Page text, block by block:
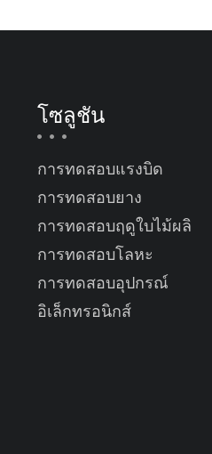
โซลูชัน
การทดสอบแรงบิด
การทดสอบยาง
การทดสอบฤดูใบไม้ผลิ
การทดสอบโลหะ
การทดสอบอุปกรณ์
อิเล็กทรอนิกส์